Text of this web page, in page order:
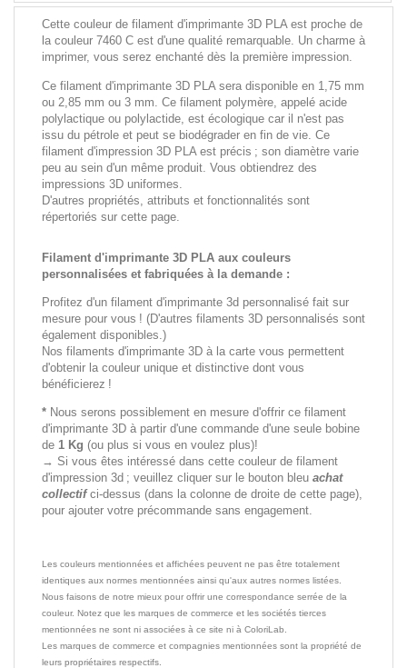
Cette couleur de filament d'imprimante 3D PLA est proche de
la couleur 7460 C est d'une qualité remarquable. Un charme à
imprimer, vous serez enchanté dès la première impression.
Ce filament d'imprimante 3D PLA sera disponible en 1,75 mm
ou 2,85 mm ou 3 mm. Ce filament polymère, appelé acide
polylactique ou polylactide, est écologique car il n'est pas
issu du pétrole et peut se biodégrader en fin de vie. Ce
filament d'impression 3D PLA est précis ; son diamètre varie
peu au sein d'un même produit. Vous obtiendrez des
impressions 3D uniformes.
D'autres propriétés, attributs et fonctionnalités sont
répertoriés sur cette page.
Filament d'imprimante 3D PLA aux couleurs
personnalisées et fabriquées à la demande :
Profitez d'un filament d'imprimante 3d personnalisé fait sur
mesure pour vous ! (D'autres filaments 3D personnalisés sont
également disponibles.)
Nos filaments d'imprimante 3D à la carte vous permettent
d'obtenir la couleur unique et distinctive dont vous
bénéficierez !
* Nous serons possiblement en mesure d'offrir ce filament
d'imprimante 3D à partir d'une commande d'une seule bobine
de 1 Kg (ou plus si vous en voulez plus)!
→ Si vous êtes intéressé dans cette couleur de filament
d'impression 3d ; veuillez cliquer sur le bouton bleu achat
collectifci-dessus (dans la colonne de droite de cette page),
pour ajouter votre précommande sans engagement.
Les couleurs mentionnées et affichées peuvent ne pas être totalement
identiques aux normes mentionnées ainsi qu'aux autres normes listées.
Nous faisons de notre mieux pour offrir une correspondance serrée de la
couleur. Notez que les marques de commerce et les sociétés tierces
mentionnées ne sont ni associées à ce site ni à ColoriLab.
Les marques de commerce et compagnies mentionnées sont la propriété de
leurs propriétaires respectifs.